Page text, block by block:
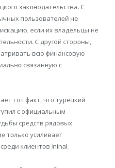
законодательства. С
пользователей не
если их владельцы не
С другой стороны,
всю финансовую
связанную с
тот факт, что турецкий
с официальным
средств рядовых
только усиливает
клиентов Ininal.